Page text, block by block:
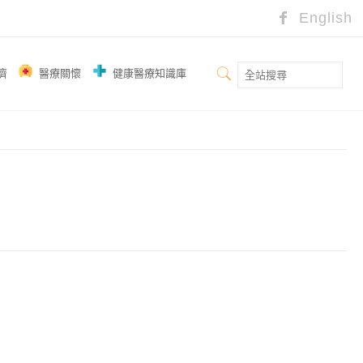
English
醫療關懷 健康醫療知識庫